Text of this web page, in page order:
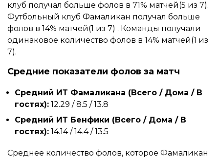
клуб получал больше фолов в 71% матчей(5 из 7).
Футбольный клуб Фамаликан получал больше
фолов в 14% матчей(1 из 7) . Команды получали
одинаковое количество фолов в 14% матчей(1 из
7).
Средние показатели фолов за матч
Средний ИТ Фамаликана (Всего / Дома / В
гостях): 12.29 / 8.5 / 13.8
Средний ИТ Бенфики (Всего / Дома / В
гостях): 14.14 / 14.4 / 13.5
Среднее количество фолов, которое Фамаликан